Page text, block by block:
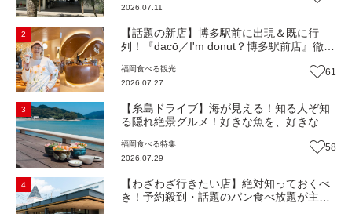
き】
2026.07.11
2
【話題の新店】博多駅前に出現＆既に行
列！『dacō／I'm donut？博多駅前店』徹底
しみ方＆イチオシメニューも紹介！（福岡
市博多区）【まち歩き】
福岡食べる観光
2026.07.27
61
3
【糸島ドライブ】海が見える！知る人ぞ知
る隠れ絶景グルメ！好きな魚を、好きなだ
堂』（福岡市西区）【まち歩き】
福岡食べる特集
2026.07.29
58
4
【わざわざ行きたい店】絶対知っておくべ
き！予約殺到・話題のパン食べ放題が主